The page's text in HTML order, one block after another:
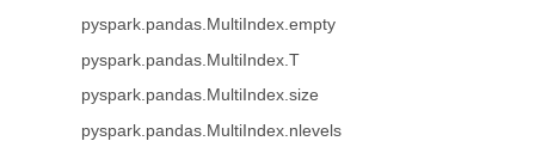
pyspark.pandas.MultiIndex.empty
pyspark.pandas.MultiIndex.T
pyspark.pandas.MultiIndex.size
pyspark.pandas.MultiIndex.nlevels